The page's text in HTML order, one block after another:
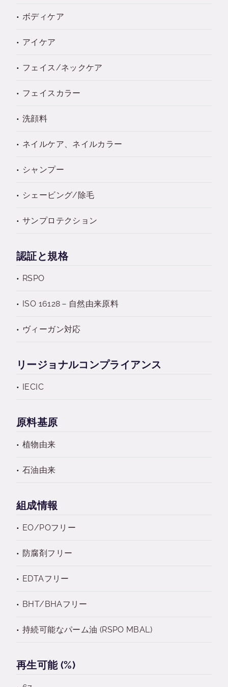
ボディケア
アイケア
フェイス/ネックケア
フェイスカラー
洗顔料
ネイルケア、ネイルカラー
シャンプー
シェービング/除毛
サンプロテクション
認証と規格
RSPO
ISO 16128－自然由来原料
ヴィーガン対応
リージョナルコンプライアンス
IECIC
原料基原
植物由来
石油由来
組成情報
EO/POフリー
防腐剤フリー
EDTAフリー
BHT/BHAフリー
持続可能なパーム油 (RSPO MBAL)
再生可能 (%)